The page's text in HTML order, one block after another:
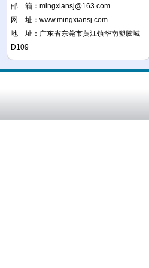
邮 箱： mingxiansj@163.com
网 址： www.mingxiansj.com
地 址：广东省东莞市黄江镇华南塑胶城
D109